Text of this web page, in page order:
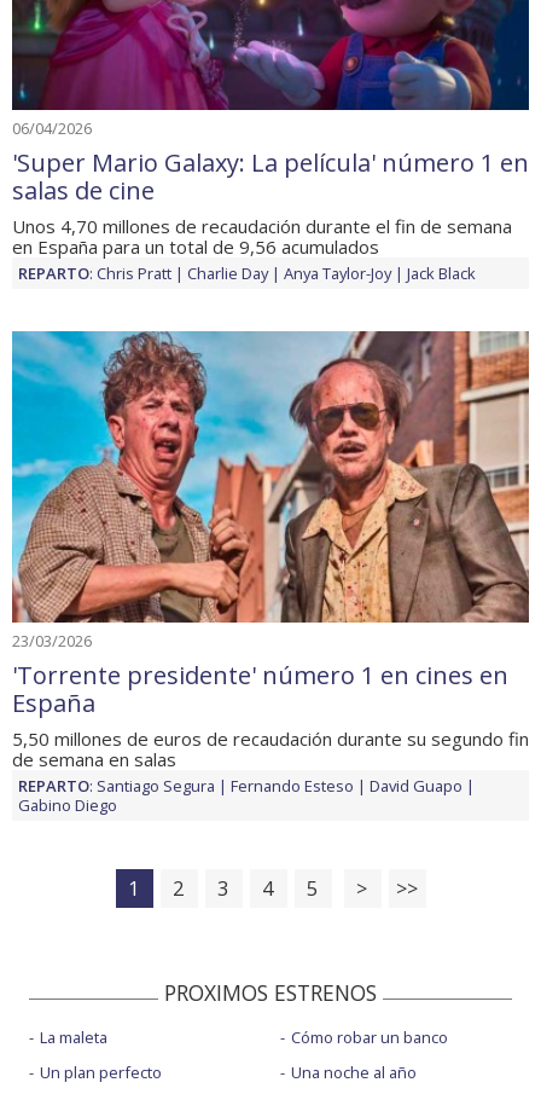
06/04/2026
'Super Mario Galaxy: La película' número 1 en
salas de cine
Unos 4,70 millones de recaudación durante el fin de semana
en España para un total de 9,56 acumulados
REPARTO: Chris Pratt Charlie Day Anya Taylor-Joy Jack Black
23/03/2026
'Torrente presidente' número 1 en cines en
España
5,50 millones de euros de recaudación durante su segundo fin
de semana en salas
REPARTO: Santiago Segura Fernando Esteso
David Guapo
Gabino Diego
1 2 3 4 5 > >>
PROXIMOS ESTRENOS
La maleta
Un plan perfecto
Cómo robar un banco
Una noche al año